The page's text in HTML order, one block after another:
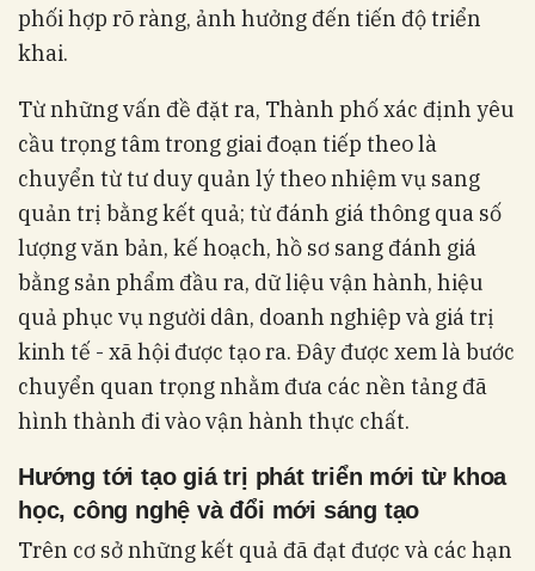
phối hợp rõ ràng, ảnh hưởng đến tiến độ triển
khai.
Từ những vấn đề đặt ra, Thành phố xác định yêu
cầu trọng tâm trong giai đoạn tiếp theo là
chuyển từ tư duy quản lý theo nhiệm vụ sang
quản trị bằng kết quả; từ đánh giá thông qua số
lượng văn bản, kế hoạch, hồ sơ sang đánh giá
bằng sản phẩm đầu ra, dữ liệu vận hành, hiệu
quả phục vụ người dân, doanh nghiệp và giá trị
kinh tế - xã hội được tạo ra. Đây được xem là bước
chuyển quan trọng nhằm đưa các nền tảng đã
hình thành đi vào vận hành thực chất.
Hướng tới tạo giá trị phát triển mới từ khoa
học, công nghệ và đổi mới sáng tạo
Trên cơ sở những kết quả đã đạt được và các hạn